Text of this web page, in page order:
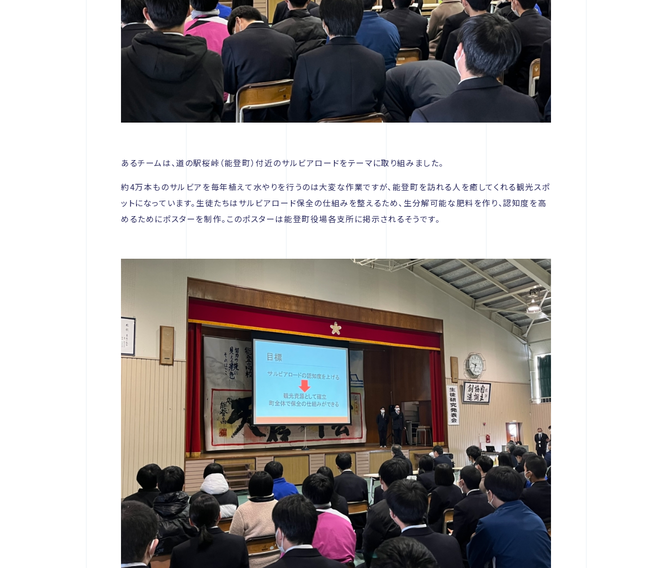
あるチームは、道の駅桜峠（能登町）付近のサルビアロードをテーマに取り組みました。
約4万本ものサルビアを毎年植えて水やりを行うのは大変な作業ですが、能登町を訪れる人を癒してくれる観光スポ
ットになっています。生徒たちはサルビアロード保全の仕組みを整えるため、生分解可能な肥料を作り、認知度を高
めるためにポスターを制作。このポスターは能登町役場各支所に掲示されるそうです。